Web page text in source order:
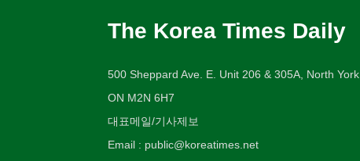
The Korea Times Daily
500 Sheppard Ave. E. Unit 206 & 305A, North York,
ON M2N 6H7
대표메일/기사제보
Email : public@koreatimes.net